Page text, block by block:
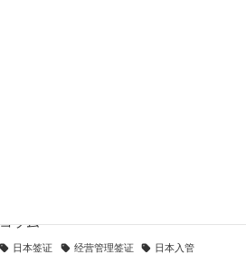
コラム
日本签证 经营管理签证 日本入管